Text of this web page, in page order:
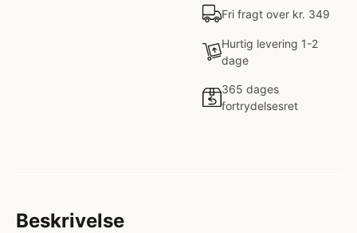
Fri fragt over kr. 349
Hurtig levering 1-2
dage
365 dages
fortrydelsesret
Beskrivelse